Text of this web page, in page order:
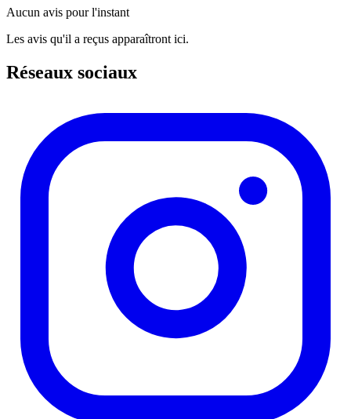
Aucun avis pour l'instant
Les avis qu'il a reçus apparaîtront ici.
Réseaux sociaux